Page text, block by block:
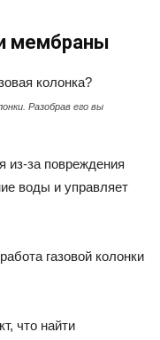
мембраны
Разобрав его вы
из-за повреждения
воды и управляет
газовой колонки
что найти